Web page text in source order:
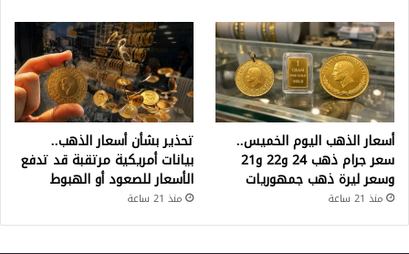
أسعار الذهب اليوم الخميس..
سعر جرام ذهب 24 و22 و21
وسعر ليرة ذهب جمهوريات
منذ 21 ساعة
تحذير بشأن أسعار الذهب..
بيانات أمريكية مرتقبة قد تدفع
الأسعار للصعود أو الهبوط
منذ 21 ساعة